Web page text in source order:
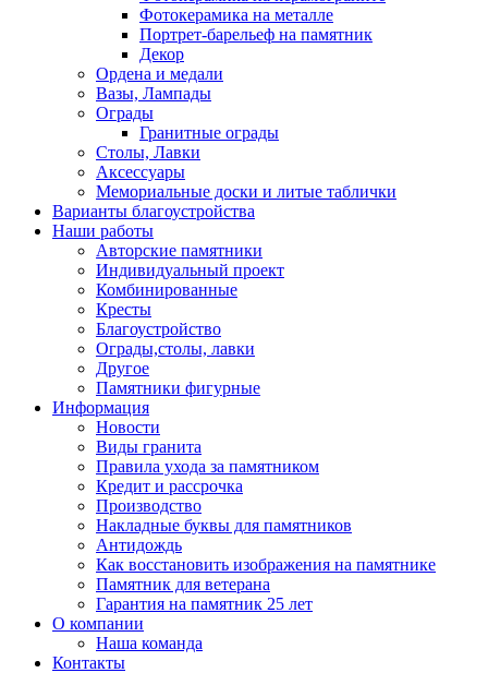
Фотокерамика на металле
Портрет-барельеф на памятник
Декор
Ордена и медали
Вазы, Лампады
Ограды
Гранитные ограды
Столы, Лавки
Аксессуары
Мемориальные доски и литые таблички
Варианты благоустройства
Наши работы
Авторские памятники
Индивидуальный проект
Комбинированные
Кресты
Благоустройство
Ограды,столы, лавки
Другое
Памятники фигурные
Информация
Новости
Виды гранита
Правила ухода за памятником
Кредит и рассрочка
Производство
Накладные буквы для памятников
Антидождь
Как восстановить изображения на памятнике
Памятник для ветерана
Гарантия на памятник 25 лет
О компании
Наша команда
Контакты